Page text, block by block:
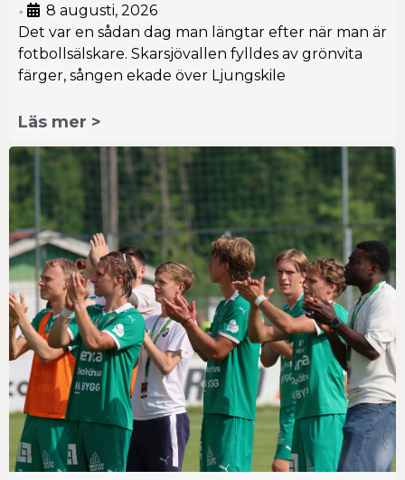
•
8 augusti, 2026
Det var en sådan dag man längtar efter när man är
fotbollsälskare. Skarsjövallen fylldes av grönvita
färger, sången ekade över Ljungskile
Läs mer >